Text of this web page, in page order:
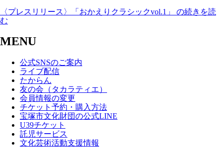
〈プレスリリース〉「おかえりクラシックvol.1」 の続きを読
む
MENU
公式SNSのご案内
ライブ配信
たからん
友の会（タカラティエ）
会員情報の変更
チケット予約・購入方法
宝塚市文化財団の公式LINE
U39チケット
託児サービス
文化芸術活動支援情報